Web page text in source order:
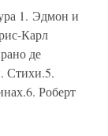
1. Эдмон и
Карл
де
Стихи.5.
Роберт